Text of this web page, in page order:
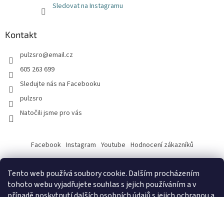
Tento web používá soubory cookie. Dalším procházením
tohoto webu vyjadřujete souhlas s jejich používáním a v
Sledovat na Instagramu
Kontakt
pulzsro@email.cz
605 263 699
Sledujte nás na Facebooku
pulzsro
Natočili jsme pro vás
Facebook Instagram Youtube Hodnocení zákazníků